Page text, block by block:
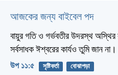
আজকের জন্য বাইবেল পদ
বায়ুর গতি ও গর্ভবতীর উদরস্থ অস্থির
সর্বসাধক ঈশ্বরের কার্যও তুমি জান না।
উপ ১১:৫ সৃষ্টিকর্তা বোঝাপড়া